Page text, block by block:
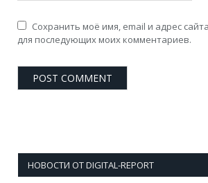
Сохранить моё имя, email и адрес
для последующих моих комментариев.
НОВОСТИ ОТ DIGITAL-REPORT